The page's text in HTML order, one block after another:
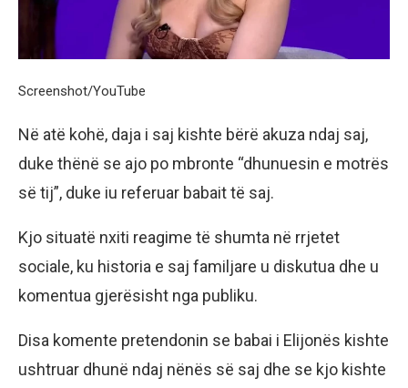
Screenshot/YouTube
Në atë kohë, daja i saj kishte bërë akuza ndaj saj,
duke thënë se ajo po mbronte “dhunuesin e motrës
së tij”, duke iu referuar babait të saj.
Kjo situatë nxiti reagime të shumta në rrjetet
sociale, ku historia e saj familjare u diskutua dhe u
komentua gjerësisht nga publiku.
Disa komente pretendonin se babai i Elijonës kishte
ushtruar dhunë ndaj nënës së saj dhe se kjo kishte